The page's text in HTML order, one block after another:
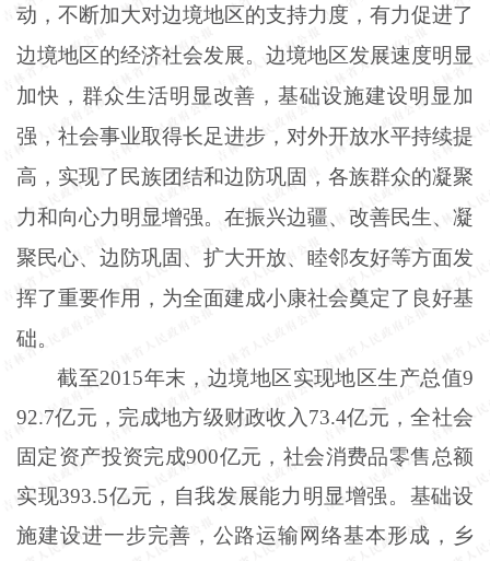
动，不断加大对边境地区的支持力度，有力促进了
边境地区的经济社会发展。边境地区发展速度明显
加快，群众生活明显改善，基础设施建设明显加
强，社会事业取得长足进步，对外开放水平持续提
高，实现了民族团结和边防巩固，各族群众的凝聚
力和向心力明显增强。在振兴边疆、改善民生、凝
聚民心、边防巩固、扩大开放、睦邻友好等方面发
挥了重要作用，为全面建成小康社会奠定了良好基
础。
截至2015年末，边境地区实现地区生产总值9
92.7亿元，完成地方级财政收入73.4亿元，全社会
固定资产投资完成900亿元，社会消费品零售总额
实现393.5亿元，自我发展能力明显增强。基础设
施建设进一步完善，公路运输网络基本形成，乡